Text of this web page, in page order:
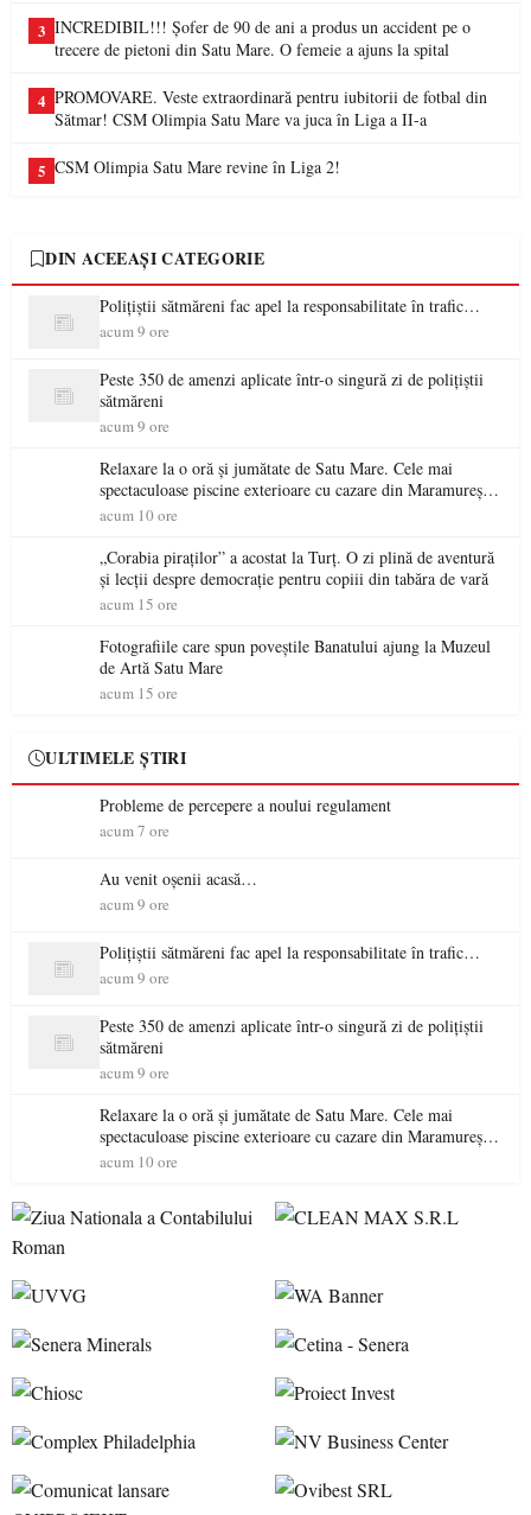
3 INCREDIBIL!!! Șofer de 90 de ani a produs un accident pe o
trecere de pietoni din Satu Mare. O femeie a ajuns la spital
4 PROMOVARE. Veste extraordinară pentru iubitorii de fotbal din
Sătmar! CSM Olimpia Satu Mare va juca în Liga a II-a
5 CSM Olimpia Satu Mare revine în Liga 2!
DIN ACEEAȘI CATEGORIE
Polițiștii sătmăreni fac apel la responsabilitate în trafic…
acum 9 ore
Peste 350 de amenzi aplicate într-o singură zi de polițiștii
sătmăreni
acum 9 ore
Relaxare la o oră și jumătate de Satu Mare. Cele mai
spectaculoase piscine exterioare cu cazare din Maramureș,
ideale pentru o escapadă de vară
acum 10 ore
„Corabia piraților” a acostat la Turț. O zi plină de aventură
și lecții despre democrație pentru copiii din tabăra de vară
acum 15 ore
Fotografiile care spun poveștile Banatului ajung la Muzeul
de Artă Satu Mare
acum 15 ore
ULTIMELE ȘTIRI
Probleme de percepere a noului regulament
acum 7 ore
Au venit oșenii acasă…
acum 9 ore
Polițiștii sătmăreni fac apel la responsabilitate în trafic…
acum 9 ore
Peste 350 de amenzi aplicate într-o singură zi de polițiștii
sătmăreni
acum 9 ore
Relaxare la o oră și jumătate de Satu Mare. Cele mai
spectaculoase piscine exterioare cu cazare din Maramureș,
ideale pentru o escapadă de vară
acum 10 ore